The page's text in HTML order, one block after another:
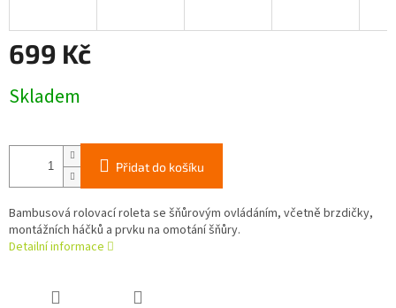
699 Kč
cena:
Skladem
Přidat do košíku
Bambusová rolovací roleta se šňůrovým ovládáním, včetně brzdičky,
montážních háčků a prvku na omotání šňůry.
Detailní informace